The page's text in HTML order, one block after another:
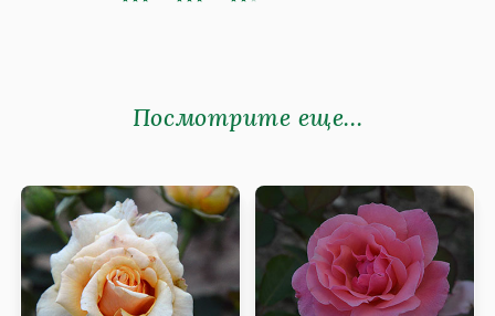
Посмотрите еще...